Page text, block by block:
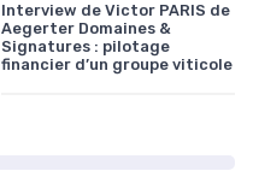
Interview de Victor PARIS de
Aegerter Domaines &
Signatures : pilotage
financier d’un groupe viticole